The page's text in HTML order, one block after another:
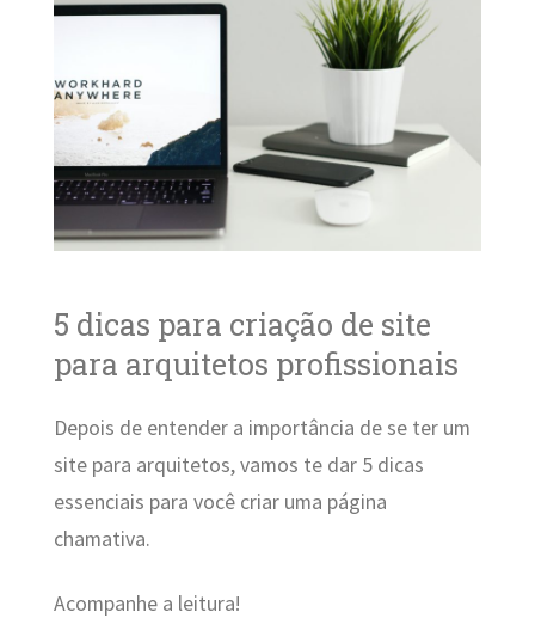
5 dicas para criação de site
para arquitetos profissionais
Depois de entender a importância de se ter um
site para arquitetos, vamos te dar 5 dicas
essenciais para você criar uma página
chamativa.
Acompanhe a leitura!